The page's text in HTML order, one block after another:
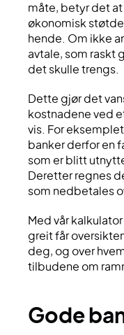
måte, betyr det at
økonomisk
hende. Om ikke
avtale, som raskt
det skulle trengs.
Dette gjør det
kostnadene ved
vis. For
banker derfor en
som er blitt
Deretter regnes
som nedbetales
Med vår
greit får
deg, og over
tilbudene om
gode banker for avtale